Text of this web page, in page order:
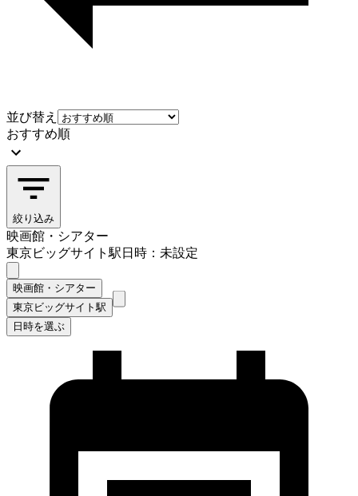
並び替え
おすすめ順
絞り込み
映画館・シアター
東京ビッグサイト駅日時：未設定
映画館・シアター
東京ビッグサイト駅
日時を選ぶ